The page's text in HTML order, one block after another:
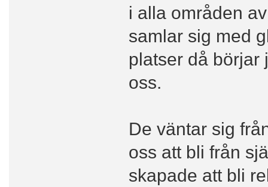
i alla områden
samlar sig med
platser då börjar
oss.
De väntar sig
oss att bli från
skapade att bli